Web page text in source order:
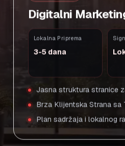
Digitalni
Lokalna Priprema
3-5 dana
Jasna struktura stranice
Brza Klijentska Strana sa
Plan sadržaja i lokalnog